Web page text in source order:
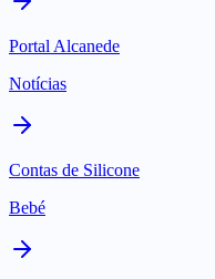
Portal Alcanede
Notícias
Contas de Silicone
Bebé